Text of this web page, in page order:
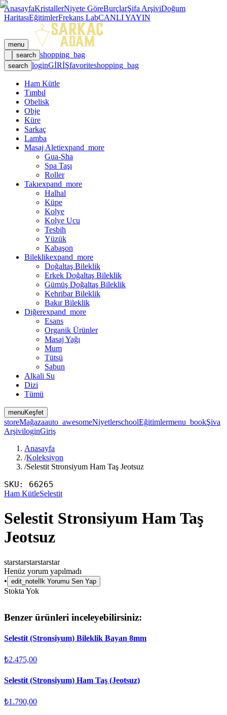
AnasayfaKristallerNiyete GöreBurçlarŞifa ArşiviDoğum
HaritasıEğitimlerFrekans LabCANLI YAYIN
menu
search shopping_bag
search loginGİRİŞfavoriteshopping_bag
Ham Kütle
Tımbıl
Obelisk
Obje
Küre
Sarkaç
Lamba
Masaj Aletiexpand_more
Gua-Sha
Spa Taşı
Roller
Takıexpand_more
Halhal
Küpe
Kolye
Kolye Ucu
Tesbih
Yüzük
Kabaşon
Bileklikexpand_more
Doğaltaş Bileklik
Erkek Doğaltaş Bileklik
Gümüş Doğaltaş Bileklik
Kehribar Bileklik
Bakır Bileklik
Diğerexpand_more
Esans
Organik Ürünler
Masaj Yağı
Mum
Tütsü
Sabun
Alkali Su
Dizi
Tümü
menuKeşfet
storeMağazaauto_awesomeNiyetlerschoolEğitimlermenu_bookŞiva
ArşiviloginGiriş
Anasayfa
/Koleksiyon
/Selestit Stronsiyum Ham Taş Jeotsuz
SKU: 66265
Ham KütleSelestit
Selestit Stronsiyum Ham Taş
Jeotsuz
starstarstarstarstar
Henüz yorum yapılmadı
• edit_note İlk Yorumu Sen Yap
Stokta Yok
Benzer ürünleri inceleyebilirsiniz:
Selestit (Stronsiyum) Bileklik Bayan 8mm
₺2.475,00
Selestit (Stronsiyum) Ham Taş (Jeotsuz)
₺1.790,00